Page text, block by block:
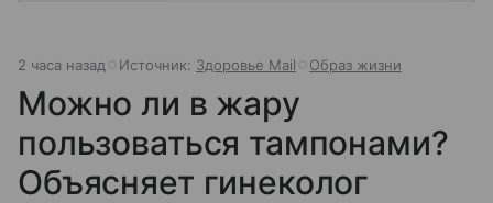
2 часа назад Источник: Здоровье Mail Образ жизни
Можно ли в жару
пользоваться тампонами?
Объясняет гинеколог